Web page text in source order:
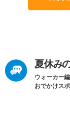
夏休み
ウォーカー
おでかけス